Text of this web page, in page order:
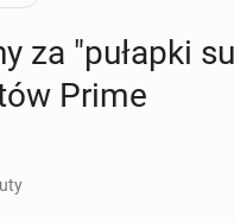
za "pułapki
Prime